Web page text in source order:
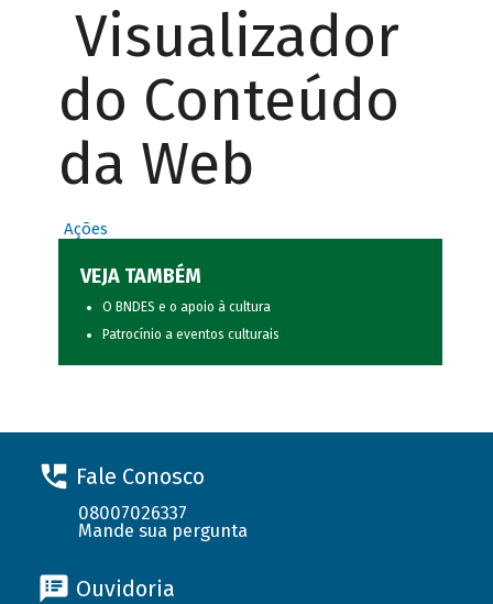
Visualizador
do Conteúdo
da Web
Ações
VEJA TAMBÉM
O BNDES e o apoio à cultura
Patrocínio a eventos culturais
Fale Conosco
08007026337
Mande sua pergunta
Ouvidoria